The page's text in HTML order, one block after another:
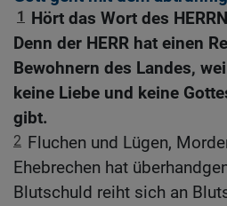
1
Hört das Wort des
Denn der HERR hat einen
Bewohnern des Landes,
keine Liebe und keine
gibt.
2 Fluchen und Lügen,
Ehebrechen hat
Blutschuld reiht sich an